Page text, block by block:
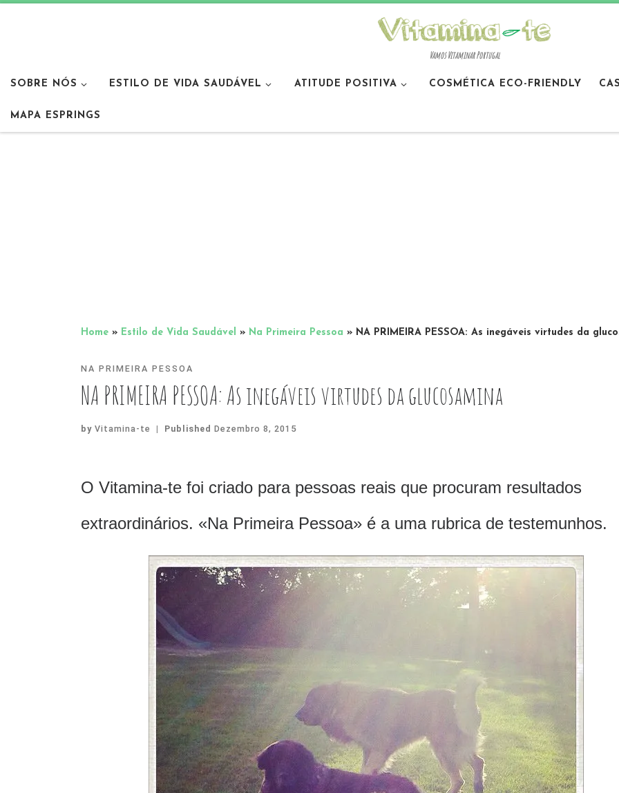
Vamos Vitaminar Portugal
SOBRE NÓS ESTILO DE VIDA SAUDÁVEL ATITUDE POSITIVA COSMÉTICA ECO-FRIENDLY
MAPA ESPRINGS
Home » Estilo de Vida Saudável » Na Primeira Pessoa » NA PRIMEIRA PESSOA: As inegáveis virtudes da
NA PRIMEIRA PESSOA
NA PRIMEIRA PESSOA: As inegáveis virtudes da glucosamina
by Vitamina-te | Published Dezembro 8, 2015
O Vitamina-te foi criado para pessoas reais que procuram resultados
extraordinários. «Na Primeira Pessoa» é a uma rubrica de testemunhos.